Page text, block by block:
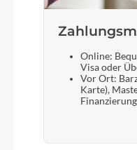
Online:
Visa oder
Vor Ort:
Karte),